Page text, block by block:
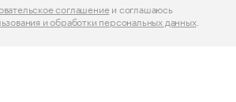
соглашениеи соглашаюсь
и обработки персональных данных.